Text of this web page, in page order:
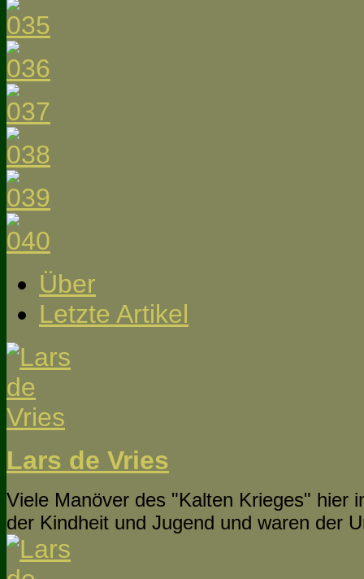
Über
Letzte Artikel
Lars de Vries
Viele Manöver des "Kalten Krieges" hier
der Kindheit und Jugend und waren der